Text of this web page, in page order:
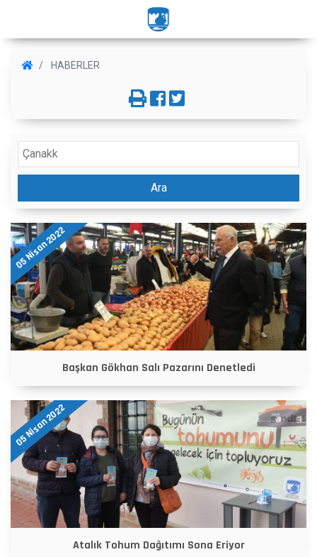
HABERLER
Ara
05 Nisan 2022
Başkan Gökhan Salı Pazarını Denetledi
05 Nisan 2022
Atalık Tohum Dağıtımı Sona Eriyor